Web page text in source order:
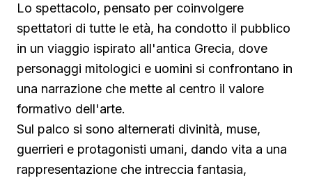
Lo spettacolo, pensato per coinvolgere
spettatori di tutte le età, ha condotto il pubblico
in un viaggio ispirato all'antica Grecia, dove
personaggi mitologici e uomini si confrontano in
una narrazione che mette al centro il valore
formativo dell'arte.
Sul palco si sono alternerati divinità, muse,
guerrieri e protagonisti umani, dando vita a una
rappresentazione che intreccia fantasia,